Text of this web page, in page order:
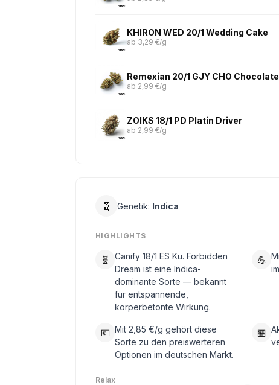
KHIRON WED 20/1 Wedding Cake
ab 3,29 €/g
Remexian 20/1 GJY CHO
ab 2,99 €/g
ZOIKS 18/1 PD Platin Driver
ab 2,99 €/g
🧬 Genetik: Indica
HIGHLIGHTS
🧬
Canify 18/1 ES Ku. Forbidden
Dream ist eine Indica-
dominante Sorte — bekannt
für entspannende,
körperbetonte Wirkung.
💪
💶 Mit 2,85 €/g gehört diese
Sorte zu den preiswerteren
Optionen im deutschen Markt.
🏪
Relax